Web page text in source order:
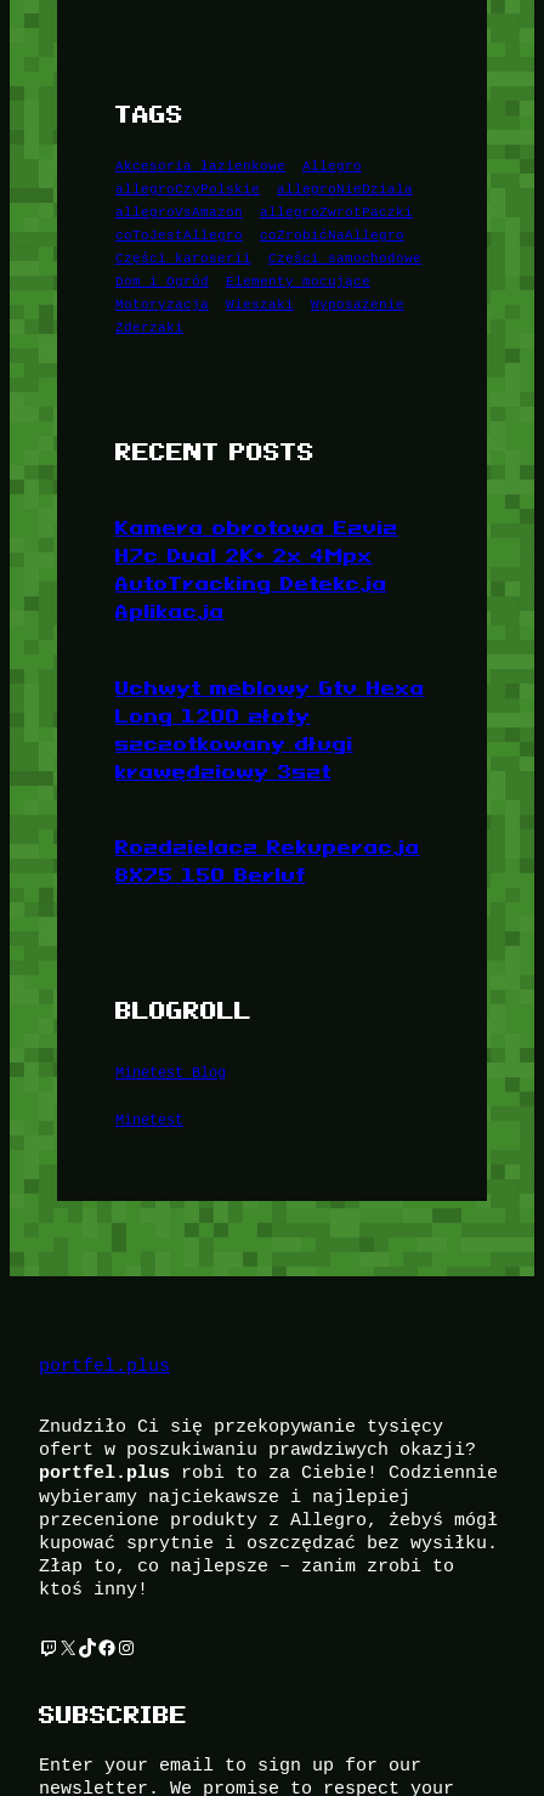
TAGS
Akcesoria łazienkowe
Allegro
allegroCzyPolskie
allegroNieDziala
allegroVsAmazon
allegroZwrotPaczki
coToJestAllegro
coZrobićNaAllegro
Części karoserii
Części samochodowe
Dom i Ogród
Elementy mocujące
Motoryzacja
Wieszaki
Wyposażenie
Zderzaki
RECENT POSTS
Kamera obrotowa Ezviz
H7c Dual 2K+ 2x 4Mpx
AutoTracking Detekcja
Aplikacja
Uchwyt meblowy Gtv Hexa
Long 1200 złoty
szczotkowany długi
krawędziowy 3szt
Rozdzielacz Rekuperacja
8X75 150 Berluf
BLOGROLL
Minetest Blog
Minetest
portfel.plus
Znudziło Ci się przekopywanie tysięcy
ofert w poszukiwaniu prawdziwych okazji?
portfel.plus robi to za Ciebie! Codziennie
wybieramy najciekawsze i najlepiej
przecenione produkty z Allegro, żebyś mógł
kupować sprytnie i oszczędzać bez wysiłku.
Złap to, co najlepsze – zanim zrobi to
ktoś inny!
Twitch X TikTok Facebook Instagram
SUBSCRIBE
Enter your email to sign up for our
newsletter. We promise to respect your